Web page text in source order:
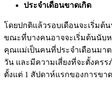
ประจำเดือนขาดเกิด
โดยปกติแล้วรอบเดือนจะเริ่มต้
ขณะที่บางคนอาจจะเริ่มต้นนับ
คุณแม่เป็นคนที่ประจำเดือนมาต
วัน และมีความเสี่ยงที่จะตั้งคร
ตั้งแต่ 1 สัปดาห์แรกของการขา